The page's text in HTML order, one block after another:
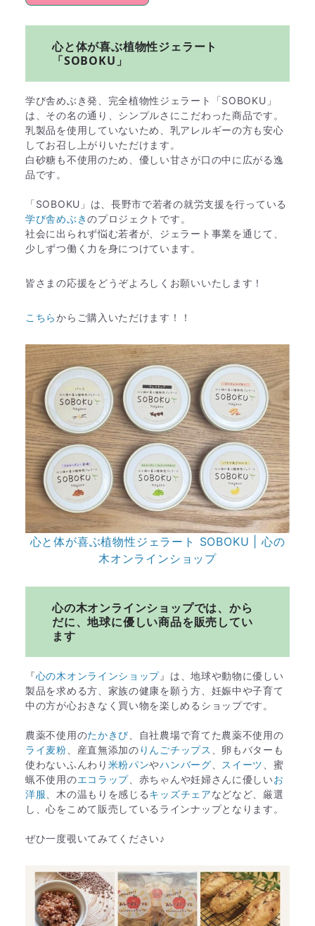
心と体が喜ぶ植物性ジェラート
「SOBOKU」
学び舎めぶき発、完全植物性ジェラート「SOBOKU」
は、その名の通り、シンプルさにこだわった商品です。
乳製品を使用していないため、乳アレルギーの方も安心
してお召し上がりいただけます。
白砂糖も不使用のため、優しい甘さが口の中に広がる逸
品です。
「SOBOKU」は、長野市で若者の就労支援を行っている
学び舎めぶきのプロジェクトです。
社会に出られず悩む若者が、ジェラート事業を通じて、
少しずつ働く力を身につけています。
皆さまの応援をどうぞよろしくお願いいたします！
こちらからご購入いただけます！！
心と体が喜ぶ植物性ジェラート SOBOKU | 心の
木オンラインショップ
心の木オンラインショップでは、から
だに、地球に優しい商品を販売してい
ます
『心の木オンラインショップ』は、地球や動物に優しい
製品を求める方、家族の健康を願う方、妊娠中や子育て
中の方が心おきなく買い物を楽しめるショップです。
農薬不使用のたかきび 、自社農場で育てた農薬不使用の
ライ麦粉 、産直無添加の りんごチップス
、卵もバターも
使わないふんわり 米粉パンやハンバーグ スイーツ
、蜜
蝋不使用のエコラップ 、赤ちゃんや妊婦さんに優しいお
洋服 、木の温もりを感じるキッズチェアなどなど、厳選
し、心をこめて販売しているラインナップとなります。
ぜひ一度覗いてみてください♪